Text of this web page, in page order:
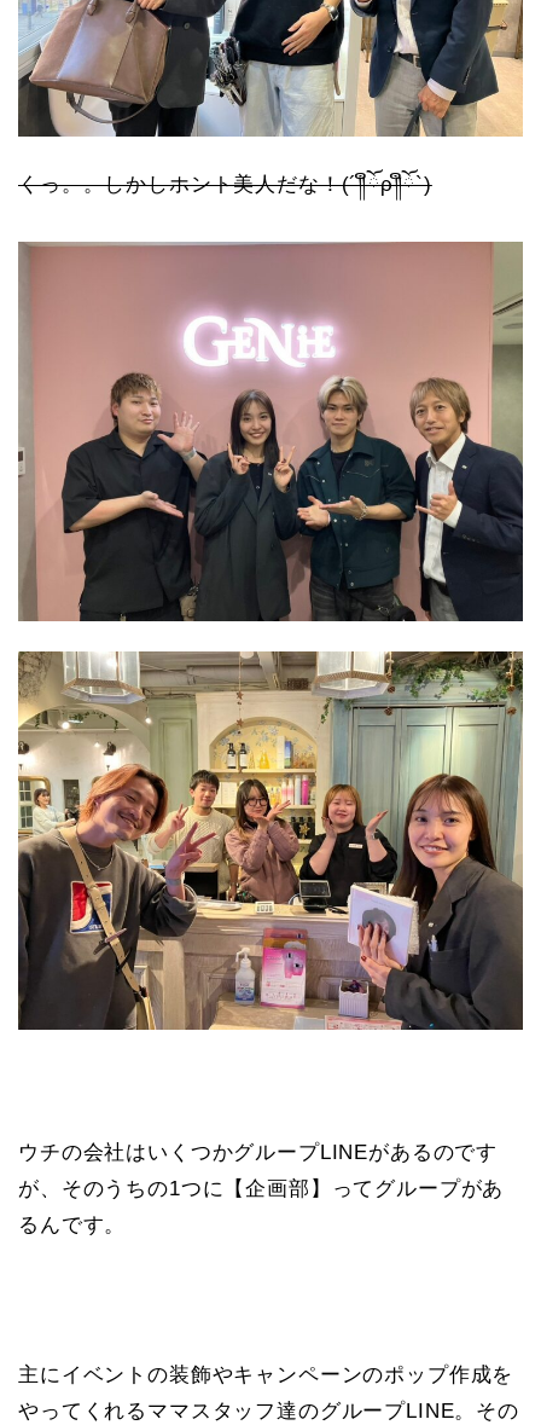
くっ。。しかしホント美人だな！(´༎ຶོρ༎ຶོ`)
ウチの会社はいくつかグループLINEがあるのです
が、そのうちの1つに【企画部】ってグループがあ
るんです。
主にイベントの装飾やキャンペーンのポップ作成を
やってくれるママスタッフ達のグループLINE。その